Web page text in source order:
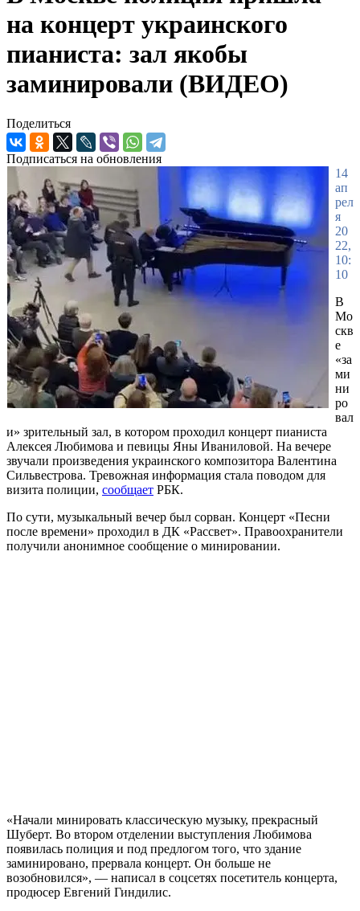
на концерт украинского
пианиста: зал якобы
заминировали (ВИДЕО)
Поделиться
Подписаться на обновления
14
ап
рел
я
20
22,
10:
10
В
Мо
скв
е
«за
ми
ни
ро
вал
и» зрительный зал, в котором проходил концерт пианиста
Алексея Любимова и певицы Яны Иваниловой. На вечере
звучали произведения украинского композитора Валентина
Сильвестрова. Тревожная информация стала поводом для
визита полиции, сообщает РБК.
По сути, музыкальный вечер был сорван. Концерт «Песни
после времени» проходил в ДК «Рассвет». Правоохранители
получили анонимное сообщение о минировании.
«Начали минировать классическую музыку, прекрасный
Шуберт. Во втором отделении выступления Любимова
появилась полиция и под предлогом того, что здание
заминировано, прервала концерт. Он больше не
возобновился», — написал в соцсетях посетитель концерта,
продюсер Евгений Гиндилис.